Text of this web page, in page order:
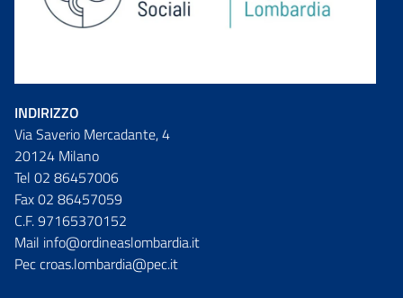
INDIRIZZO
Via Saverio Mercadante, 4
20124 Milano
Tel 02 86457006
Fax 02 86457059
C.F. 97165370152
Mail info@ordineaslombardia.it
Pec croas.lombardia@pec.it